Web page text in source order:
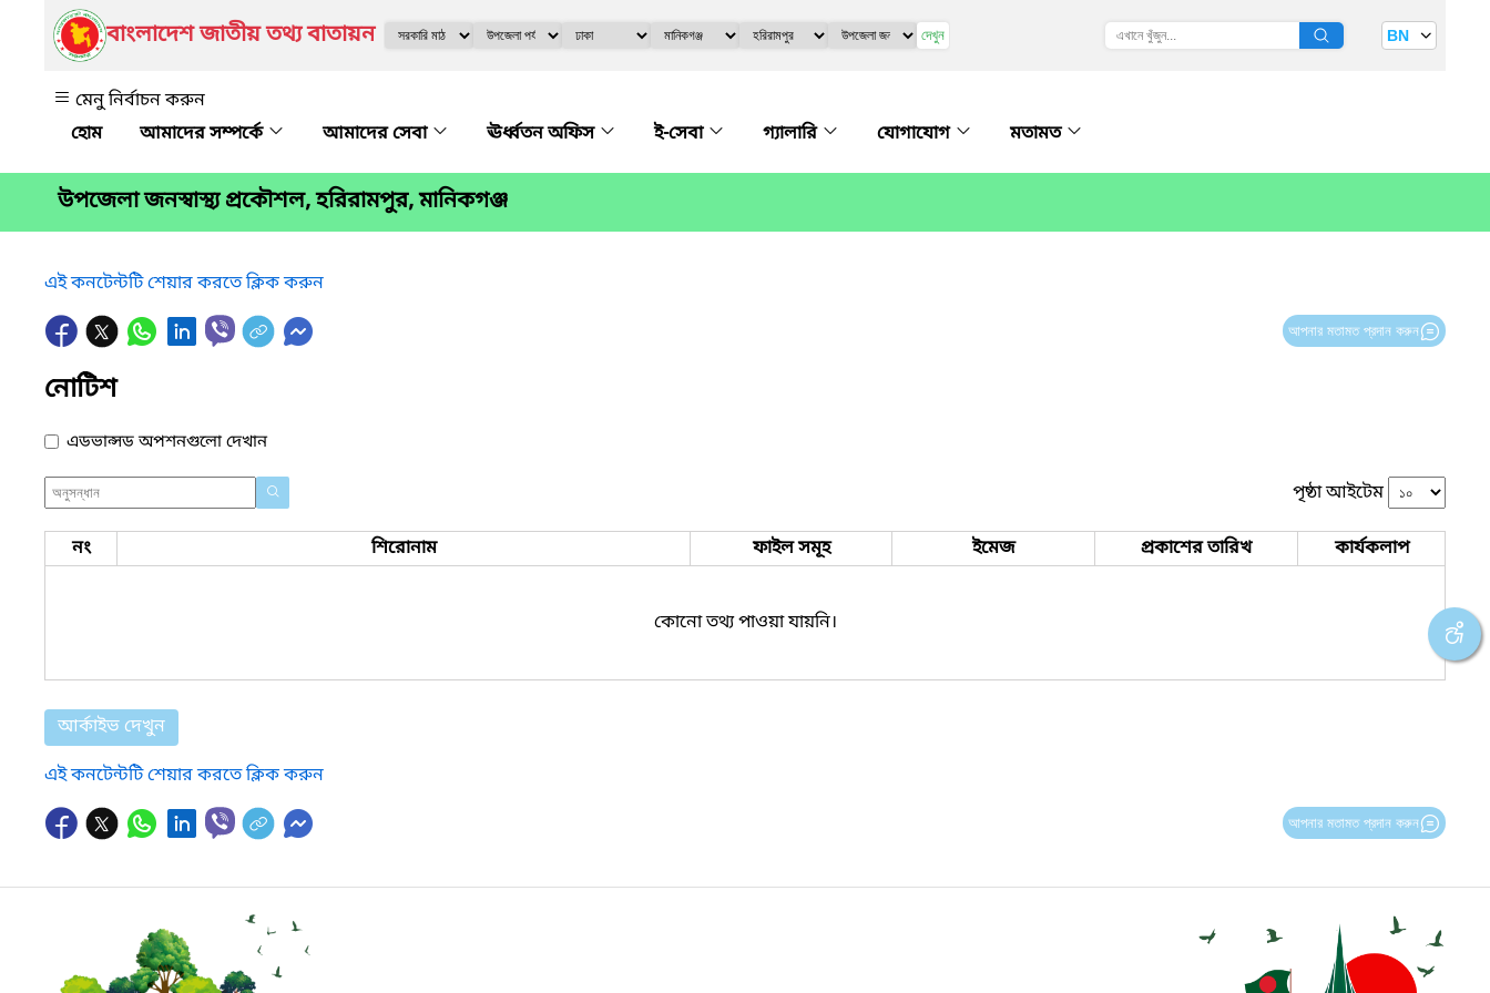
বাংলাদেশ জাতীয় তথ্য বাতায়ন দেখুন BN
মেনু নির্বাচন করুন
আমাদের সম্পর্কে
আমাদের সেবা ঊর্ধ্বতন অফিস ই-সেবা গ্যালারি যোগাযোগ মতামত
উপজেলা জনস্বাস্থ্য প্রকৌশল, হরিরামপুর, মানিকগঞ্জ
এই কনটেন্টটি শেয়ার করতে ক্লিক করুন
আপনার মতামত প্রদান করুন
নোটিশ
এডভান্সড অপশনগুলো দেখান
পৃষ্ঠা আইটেম
নং শিরোনাম ফাইল সমূহ ইমেজ প্রকাশের তারিখ কার্যকলাপ
কোনো তথ্য পাওয়া যায়নি।
আর্কাইভ দেখুন
এই কনটেন্টটি শেয়ার করতে ক্লিক করুন
আপনার মতামত প্রদান করুন